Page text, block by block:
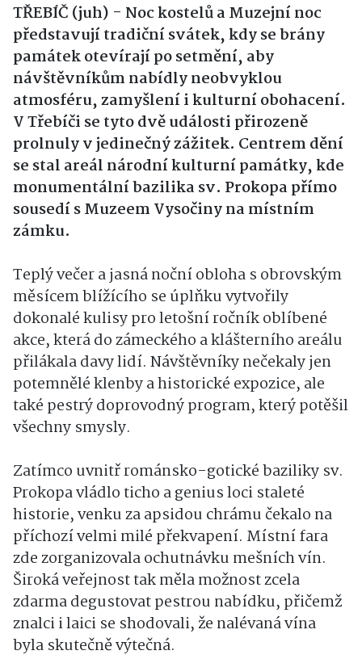
TŘEBÍČ (juh) - Noc kostelů a Muzejní noc
představují tradiční svátek, kdy se brány
památek otevírají po setmění, aby
návštěvníkům nabídly neobvyklou
atmosféru, zamyšlení i kulturní obohacení.
V Třebíči se tyto dvě události přirozeně
prolnuly v jedinečný zážitek. Centrem dění
se stal areál národní kulturní památky, kde
monumentální bazilika sv. Prokopa přímo
sousedí s Muzeem Vysočiny na místním
zámku.
Teplý večer a jasná noční obloha s obrovským
měsícem blížícího se úplňku vytvořily
dokonalé kulisy pro letošní ročník oblíbené
akce, která do zámeckého a klášterního areálu
přilákala davy lidí. Návštěvníky nečekaly jen
potemnělé klenby a historické expozice, ale
také pestrý doprovodný program, který potěšil
všechny smysly.
Zatímco uvnitř románsko-gotické baziliky sv.
Prokopa vládlo ticho a genius loci staleté
historie, venku za apsidou chrámu čekalo na
příchozí velmi milé překvapení. Místní fara
zde zorganizovala ochutnávku mešních vín.
Široká veřejnost tak měla možnost zcela
zdarma degustovat pestrou nabídku, přičemž
znalci i laici se shodovali, že nalévaná vína
byla skutečně výtečná.